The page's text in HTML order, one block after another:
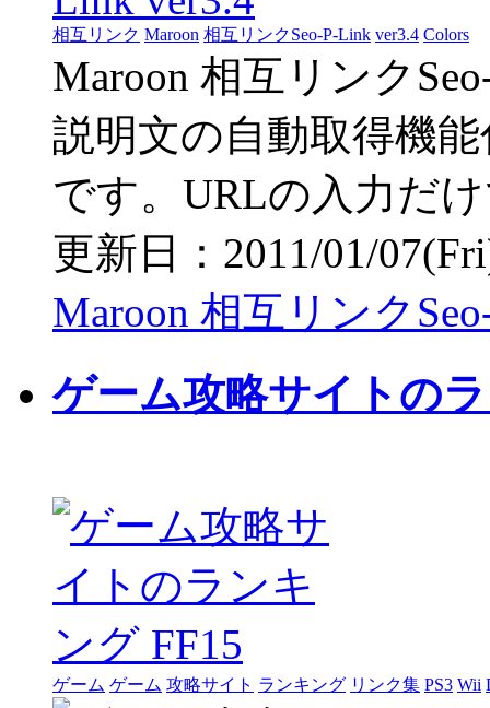
相互リンク Maroon 相互リンクSeo-P-Link ver3.4 Colors
Maroon 相互リンク
説明文の自動取得機
です。URLの入力だ
更新日：2011/01/
Maroon 相互リンク
ゲーム攻略サイトの
ゲーム ゲーム 攻略サイト ランキング リンク集 PS3 Wii